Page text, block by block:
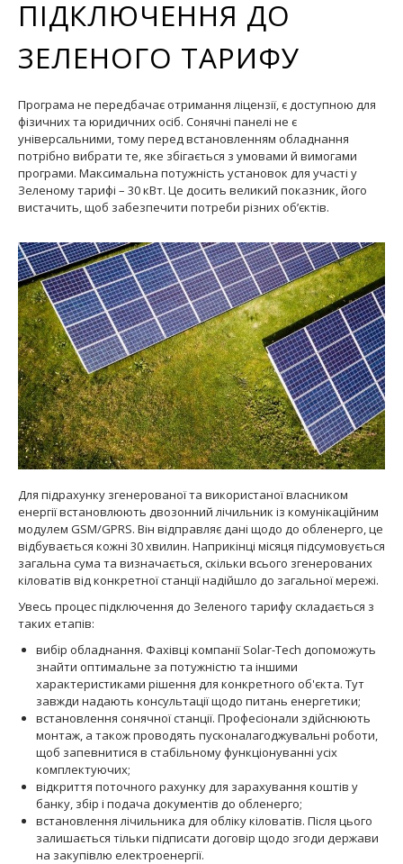
ПІДКЛЮЧЕННЯ ДО
ЗЕЛЕНОГО ТАРИФУ
Програма не передбачає отримання ліцензії, є доступною для
фізичних та юридичних осіб. Сонячні панелі не є
універсальними, тому перед встановленням обладнання
потрібно вибрати те, яке збігається з умовами й вимогами
програми. Максимальна потужність установок для участі у
Зеленому тарифі – 30 кВт. Це досить великий показник, його
вистачить, щоб забезпечити потреби різних об’єктів.
Для підрахунку згенерованої та використаної власником
енергії встановлюють двозонний лічильник із комунікаційним
модулем GSM/GPRS. Він відправляє дані щодо до обленерго, це
відбувається кожні 30 хвилин. Наприкінці місяця підсумовується
загальна сума та визначається, скільки всього згенерованих
кіловатів від конкретної станції надійшло до загальної мережі.
Увесь процес підключення до Зеленого тарифу складається з
таких етапів:
вибір обладнання. Фахівці компанії Solar-Tech допоможуть
знайти оптимальне за потужністю та іншими
характеристиками рішення для конкретного об'єкта. Тут
завжди надають консультації щодо питань енергетики;
встановлення сонячної станції. Професіонали здійснюють
монтаж, а також проводять пусконалагоджувальні роботи,
щоб запевнитися в стабільному функціонуванні усіх
комплектуючих;
відкриття поточного рахунку для зарахування коштів у
банку, збір і подача документів до обленерго;
встановлення лічильника для обліку кіловатів. Після цього
залишається тільки підписати договір щодо згоди держави
на закупівлю електроенергії.